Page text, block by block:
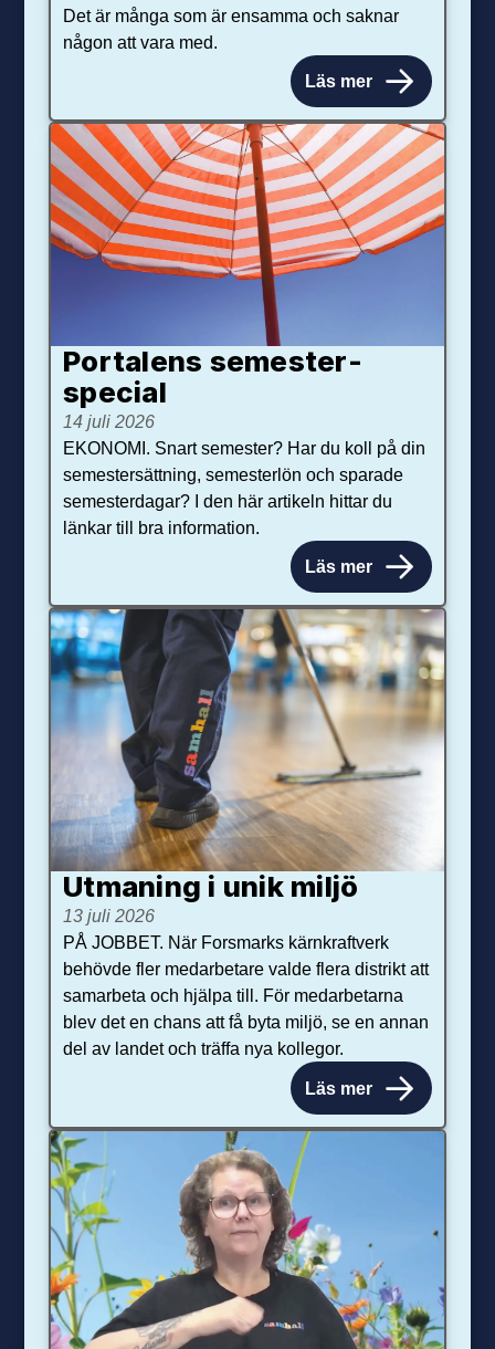
Det är många som är ensamma och saknar
någon att vara med.
Läs mer
Portalens semester­
special
14 juli 2026
EKONOMI. Snart semester? Har du koll på din
semestersättning, semesterlön och sparade
semesterdagar? I den här artikeln hittar du
länkar till bra information.
Läs mer
Utmaning i unik miljö
13 juli 2026
PÅ JOBBET. När Forsmarks kärnkraftverk
behövde fler medarbetare valde flera distrikt att
samarbeta och hjälpa till. För medarbetarna
blev det en chans att få byta miljö, se en annan
del av landet och träffa nya kollegor.
Läs mer